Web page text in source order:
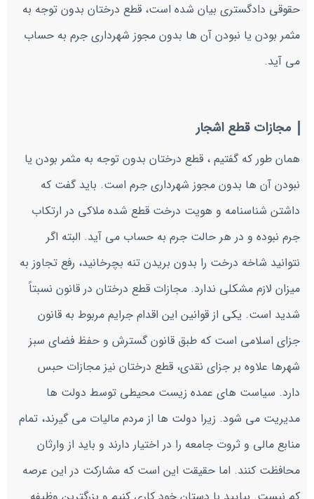
حقوقی دادگستری بیان شده است، قطع درختان بدون توجه به
مثمر بودن یا نبودن آن ها بدون مجوز شهرداری جرم به حساب
می آید.
مجازات قطع اشجار
همان طور که گفتیم ، قطع درختان بدون توجه به مثمر بودن یا
نبودن آن ها بدون مجوز شهرداری جرم است. باید گفت که
داشتن شناسنامه و هویت درخت قطع شده ملاکی در ارتکاب
جرم نبوده و در هر حالت جرم به حساب می آید. البته اگر
نتوانید شاخه درخت را بدون بریدن تنه بچرخانید، رفع تجاوز به
میزان لازم مشکلی ندارد. مجازات قطع درختان در قانون نسبتاً
شدید است. یکی از قوانین این اقدام جرایم مربوط به قانون
جزای اسلامی است که طبق قانون گسترش و حفظ فضای سبز
شهرها علاوه بر جزای نقدی، قطع درختان نیز مجازات حبس
دارد. سیاست های عمده زیست محیطی توسط دولت ها
مدیریت می شود. زیرا دولت ها از مردم مالیات می گیرند، تمام
منابع مالی و ثروت جامعه را در اختیار دارند و باید از وارثان
محافظت کنند. اما حقیقت این است که مشارکت در این عرصه